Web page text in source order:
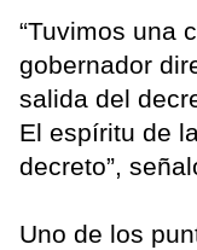
“Tuvimos una
gobernador
salida del
El espíritu de
decreto”,
Uno de los